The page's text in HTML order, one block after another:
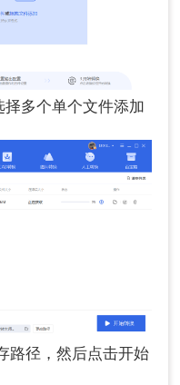
多个单个文件添加
路径，然后点击开始